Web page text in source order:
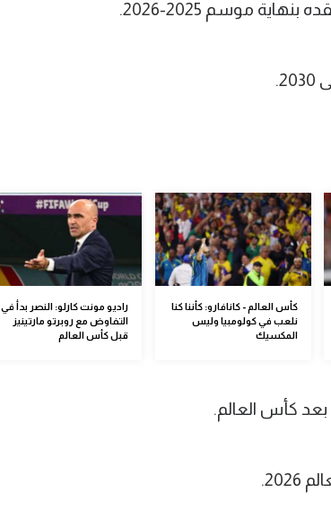
موسم 2025-2026.
كأس العالم - كانافارو: كأننا كنا
نلعب في كولومبيا وليس
المكسيك
راديو مونت كارلو: النصر بدأ في
التفاوض مع روبرتو مارتينيز
قبل كأس العالم
كأس العالم.